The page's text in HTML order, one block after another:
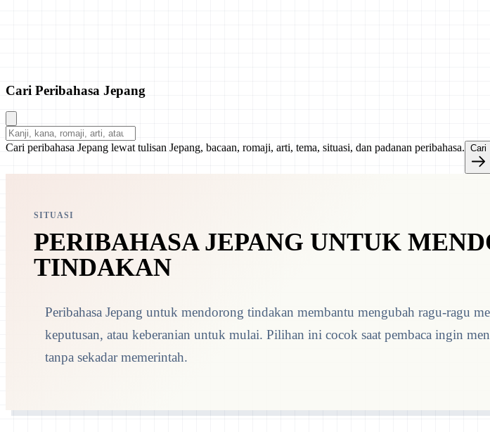
Cari Peribahasa Jepang
Cari peribahasa Jepang lewat tulisan Jepang, bacaan, romaji, arti, tema, situasi, dan padanan peribahasa. Cari
SITUASI
PERIBAHASA JEPANG UNTUK
TINDAKAN
Peribahasa Jepang untuk mendorong tindakan membantu mengubah ragu-ragu
keputusan, atau keberanian untuk mulai. Pilihan ini cocok saat pembaca ingin
tanpa sekadar memerintah.